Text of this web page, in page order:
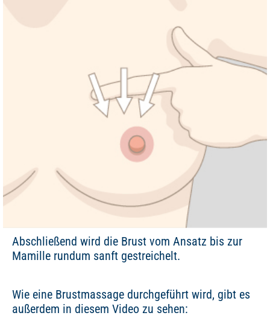
Abschließend wird die Brust vom Ansatz bis zur
Mamille rundum sanft gestreichelt.
Wie eine Brustmassage durchgeführt wird, gibt es
außerdem in diesem Video zu sehen: